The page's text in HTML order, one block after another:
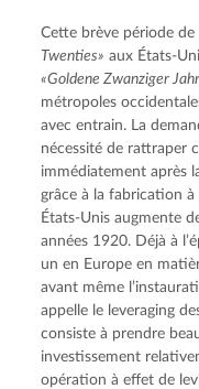
Cette brève période
Twenties» aux États-
«Goldene Zwanziger
métropoles
avec entrain. La
nécessité de rattraper
immédiatement après
grâce à la fabrication à
États-Unis augmente
années 1920. Déjà à
un en Europe en
avant même
appelle le leveraging
consiste à prendre
investissement
opération à effet de